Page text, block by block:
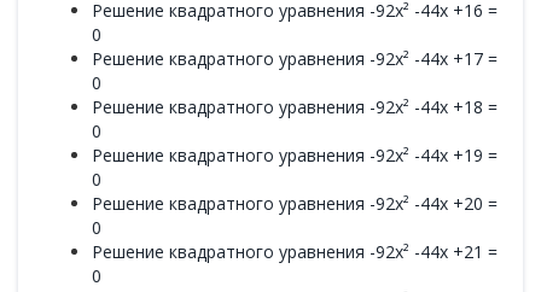
Решение квадратного уравнения -92x² -44x +16 =
0
Решение квадратного уравнения -92x² -44x +17 =
0
Решение квадратного уравнения -92x² -44x +18 =
0
Решение квадратного уравнения -92x² -44x +19 =
0
Решение квадратного уравнения -92x² -44x +20 =
0
Решение квадратного уравнения -92x² -44x +21 =
0